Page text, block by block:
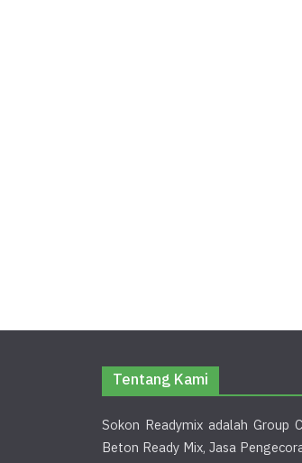
Tentang Kami
Sokon Readymix adalah Group
Beton Ready Mix, Jasa